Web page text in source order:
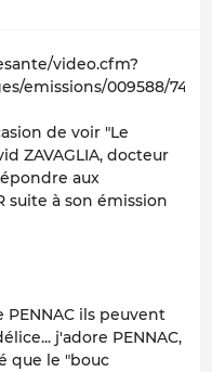
video.cfm?
009588/74/
de voir "Le
ZAVAGLIA, docteur
aux
suite à son émission
PENNAC ils peuvent
j'adore PENNAC,
que le "bouc